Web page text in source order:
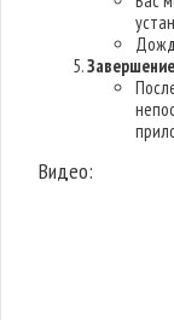
Видео: